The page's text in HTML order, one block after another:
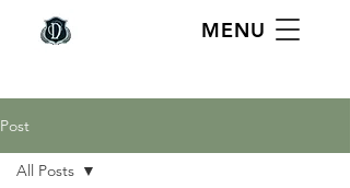
MENU
Post
All Posts